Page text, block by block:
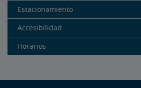
Estacionamiento
Accesibilidad
Horarios